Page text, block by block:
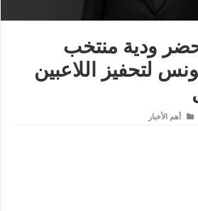
ودية منتخب
لتحفيز اللاعبين
أهم الأخبار